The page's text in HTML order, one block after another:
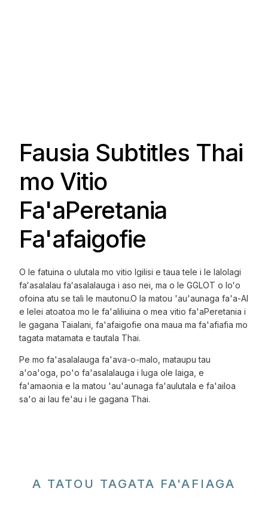
Fausia Subtitles Thai
mo Vitio
Fa'aPeretania
Fa'afaigofie
O le fatuina o ulutala mo vitio Igilisi e taua tele i le lalolagi
faʻasalalau faʻasalalauga i aso nei, ma o le GGLOT o loʻo
ofoina atu se tali le mautonu.O la matou 'au'aunaga fa'a-AI
e lelei atoatoa mo le fa'aliliuina o mea vitio fa'aPeretania i
le gagana Taialani, fa'afaigofie ona maua ma fa'afiafia mo
tagata matamata e tautala Thai.
Pe mo fa'asalalauga fa'ava-o-malo, mataupu tau
a'oa'oga, po'o fa'asalalauga i luga ole laiga, e
fa'amaonia e la matou 'au'aunaga fa'aulutala e fa'ailoa
sa'o ai lau fe'au i le gagana Thai.
A TATOU TAGATA FA'AFIAGA